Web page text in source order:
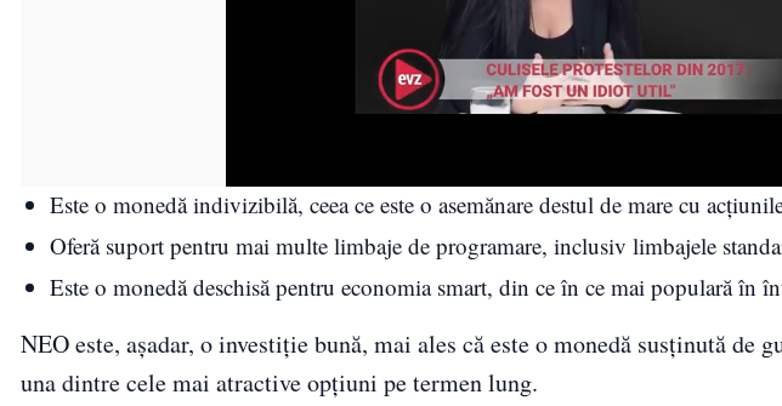
Este o monedă indivizibilă, ceea ce este o asemănare destul de mare cu
Oferă suport pentru mai multe limbaje de programare, inclusiv limbajele
Este o monedă deschisă pentru economia smart, din ce în ce mai populară în
NEO este, aşadar, o investiţie bună, mai ales că este o monedă susţinută de
una dintre cele mai atractive opţiuni pe termen lung.